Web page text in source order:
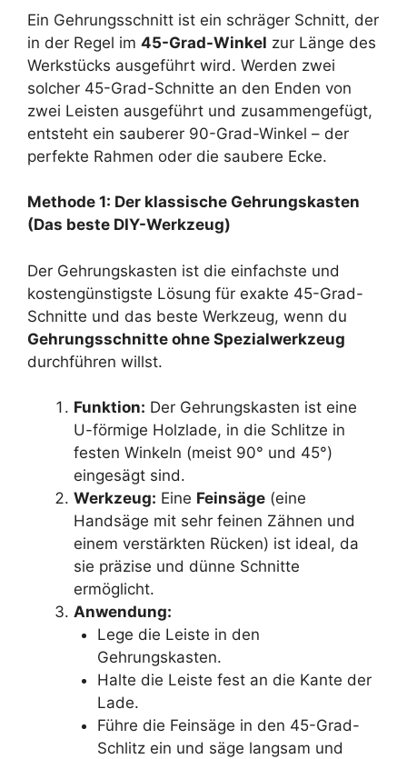
Ein Gehrungsschnitt ist ein schräger Schnitt, der
in der Regel im 45-Grad-Winkel zur Länge des
Werkstücks ausgeführt wird. Werden zwei
solcher 45-Grad-Schnitte an den Enden von
zwei Leisten ausgeführt und zusammengefügt,
entsteht ein sauberer 90-Grad-Winkel – der
perfekte Rahmen oder die saubere Ecke.
Methode 1: Der klassische Gehrungskasten
(Das beste DIY-Werkzeug)
Der Gehrungskasten ist die einfachste und
kostengünstigste Lösung für exakte 45-Grad-
Schnitte und das beste Werkzeug, wenn du
Gehrungsschnitte ohne Spezialwerkzeug
durchführen willst.
Funktion: Der Gehrungskasten ist eine
U-förmige Holzlade, in die Schlitze in
festen Winkeln (meist 90° und 45°)
eingesägt sind.
Werkzeug: Eine Feinsäge (eine
Handsäge mit sehr feinen Zähnen und
einem verstärkten Rücken) ist ideal, da
sie präzise und dünne Schnitte
ermöglicht.
Anwendung:
Lege die Leiste in den
Gehrungskasten.
Halte die Leiste fest an die Kante der
Lade.
Führe die Feinsäge in den 45-Grad-
Schlitz ein und säge langsam und